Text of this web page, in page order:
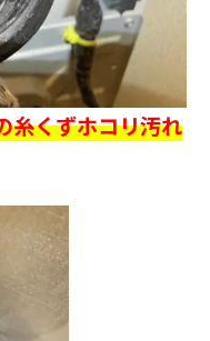
糸くずホコリ汚れ